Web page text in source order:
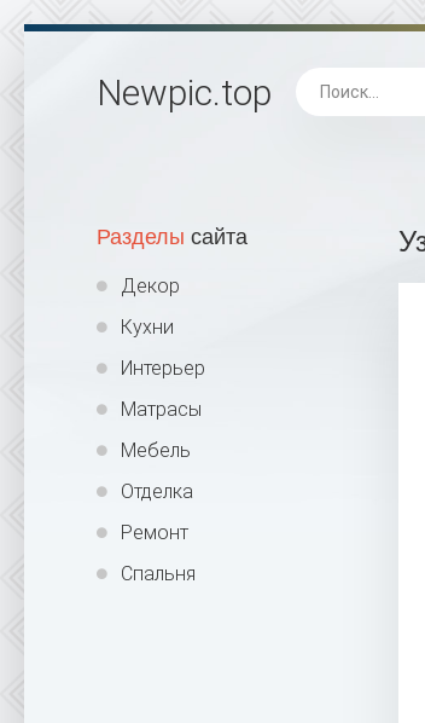
Newpic.top
Разделы сайта
Декор
Кухни
Интерьер
Матрасы
Мебель
Отделка
Ремонт
Спальня